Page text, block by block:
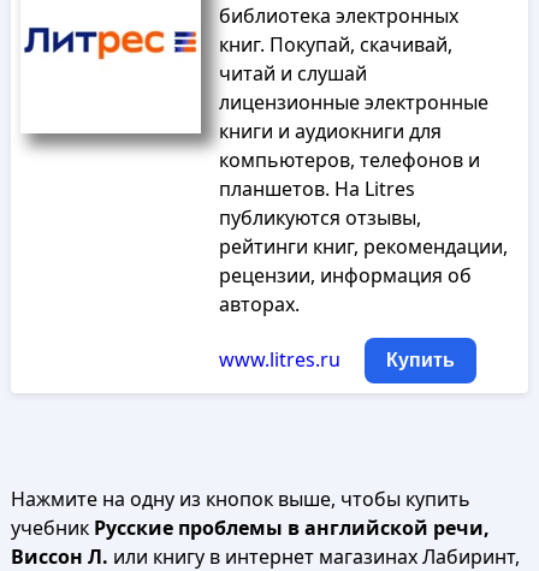
библиотека электронных
книг. Покупай, скачивай,
читай и слушай
лицензионные электронные
книги и аудиокниги для
компьютеров, телефонов и
планшетов. На Litres
публикуются отзывы,
рейтинги книг, рекомендации,
рецензии, информация об
авторах.
www.litres.ru Купить
Нажмите на одну из кнопок выше, чтобы купить
учебник Русские проблемы в английской речи,
Виссон Л. или книгу в интернет магазинах Лабиринт,